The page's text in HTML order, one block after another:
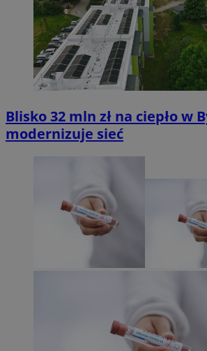
Blisko 32 mln zł na ciepło w
modernizuje sieć